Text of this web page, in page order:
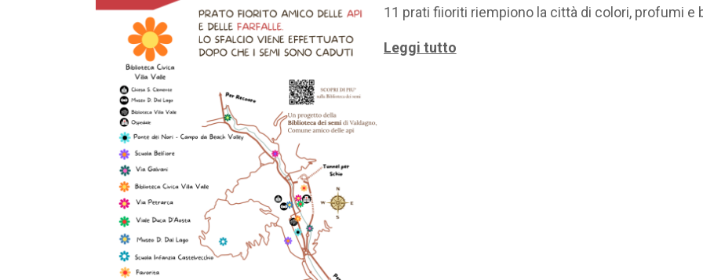
11 prati fiioriti riempiono la città di colori, profumi e
Leggi tutto